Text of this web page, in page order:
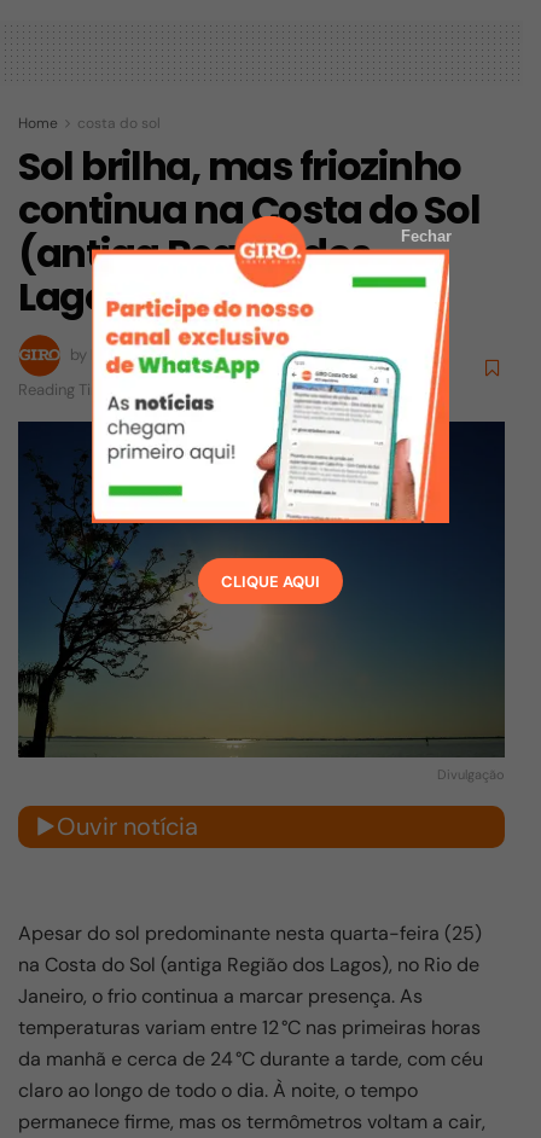
Home costa do sol
Sol brilha, mas friozinho
continua na Costa do Sol
(antiga Região dos
Lagos)
by Redação
25/06/2025
Reading Time: 3 mins read
Divulgação
Ouvir notícia
Apesar do sol predominante nesta quarta-feira (25)
na Costa do Sol (antiga Região dos Lagos), no Rio de
Janeiro, o frio continua a marcar presença. As
temperaturas variam entre 12 °C nas primeiras horas
da manhã e cerca de 24 °C durante a tarde, com céu
claro ao longo de todo o dia. À noite, o tempo
permanece firme, mas os termômetros voltam a cair,
CLIQUE AQUI
Fechar